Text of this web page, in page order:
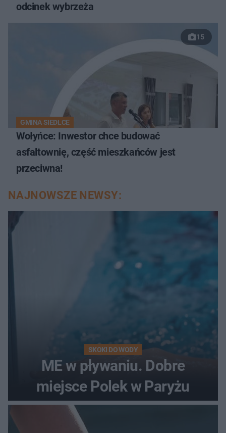
odcinek wybrzeża
15
GMINA SIEDLCE
Wołyńce: Inwestor chce budować
asfaltownię, część mieszkańców jest
przeciwna!
NAJNOWSZE NEWSY:
SKOKI DO WODY
ME w pływaniu. Dobre
miejsce Polek w Paryżu